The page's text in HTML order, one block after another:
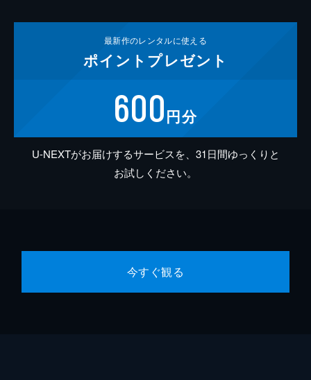
最新作のレンタルに使える
ポイント プレゼント
600円分
U-NEXTがお届けするサービスを、31日間ゆっくりと
お試しください。
今すぐ観る